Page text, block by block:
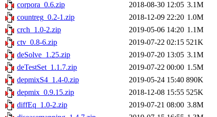
corpora_0.6.zip
2018-08-30 12:05 3.1M
countreg_0.2-1.zip
2018-12-09 22:20 1.0M
crch_1.0-2.zip
2019-05-06 14:20 1.1M
ctv_0.8-6.zip
2019-07-22 02:15 521K
deSolve_1.25.zip
2019-07-20 13:05 3.1M
deTestSet_1.1.7.zip
2019-07-22 00:00 1.5M
depmixS4_1.4-0.zip
2019-05-24 15:40 890K
depmix_0.9.15.zip
2018-12-08 15:55 525K
diffEq_1.0-2.zip
2019-07-21 08:00 3.8M